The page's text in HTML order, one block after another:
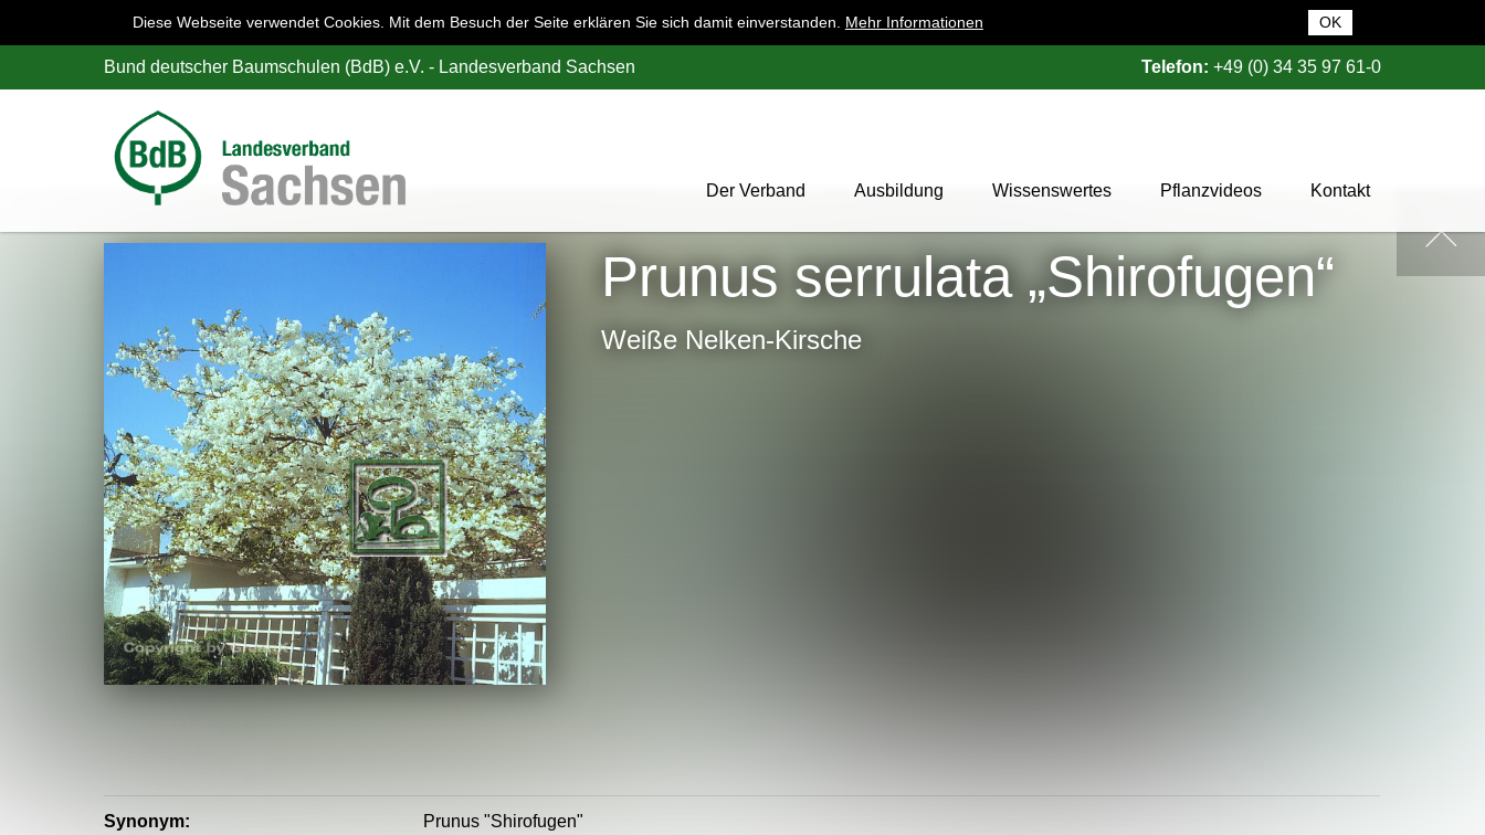
OK
Diese Webseite verwendet Cookies. Mit dem Besuch der Seite erklären Sie sich damit einverstanden. Mehr Informationen
Bund deutscher Baumschulen (BdB) e.V. - Landesverband Sachsen Telefon: +49 (0) 34 35 97 61-0
Der Verband
Über uns
Mitglieder
Ausbildung Wissenswertes
Pflanzendatenbank
Pflanzenwissen
Pflanzvideos Kontakt
Prunus serrulata „Shirofugen“
Weiße Nelken-Kirsche
Synonym: Prunus "Shirofugen"